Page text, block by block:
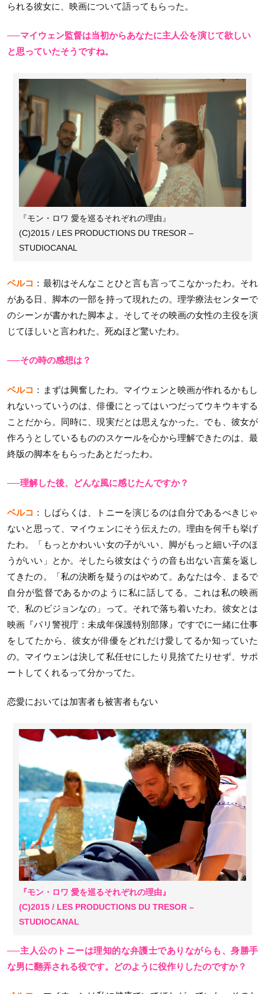
られる彼女に、映画について語ってもらった。
──マイウェン監督は当初からあなたに主人公を演じて欲しい
と思っていたそうですね。
『モン・ロワ 愛を巡るそれぞれの理由』
(C)2015 / LES PRODUCTIONS DU TRESOR –
STUDIOCANAL
ベルコ ：最初はそんなことひと言も言ってこなかったわ。それ
がある日、脚本の一部を持って現れたの。理学療法センターで
のシーンが書かれた脚本よ。そしてその映画の女性の主役を演
じてほしいと言われた。死ぬほど驚いたわ。
──その時の感想は？
ベルコ ：まずは興奮したわ。マイウェンと映画が作れるかもし
れないっていうのは、俳優にとってはいつだってウキウキする
ことだから。同時に、現実だとは思えなかった。でも、彼女が
作ろうとしているもののスケールを心から理解できたのは、最
終版の脚本をもらったあとだったわ。
──理解した後、どんな風に感じたんですか？
ベルコ ：しばらくは、トニーを演じるのは自分であるべきじゃ
ないと思って、マイウェンにそう伝えたの。理由を何千も挙げ
たわ。「もっとかわいい女の子がいい、脚がもっと細い子のほ
うがいい」とか。そしたら彼女はぐうの音も出ない言葉を返し
てきたの。「私の決断を疑うのはやめて。あなたは今、まるで
自分が監督であるかのように私に話してる。これは私の映画
で、私のビジョンなの」って。それで落ち着いたわ。彼女とは
映画『パリ警視庁：未成年保護特別部隊』ですでに一緒に仕事
をしてたから、彼女が俳優をどれだけ愛してるか知っていた
の。マイウェンは決して私任せにしたり見捨てたりせず、サポ
ートしてくれるって分かってた。
恋愛においては加害者も被害者もない
『モン・ロワ 愛を巡るそれぞれの理由』
(C)2015 / LES PRODUCTIONS DU TRESOR –
STUDIOCANAL
──主人公のトニーは理知的な弁護士でありながらも、身勝手
な男に翻弄される役です。どのように役作りしたのですか？